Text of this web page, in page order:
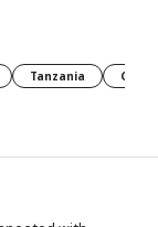
Tanzania CAF